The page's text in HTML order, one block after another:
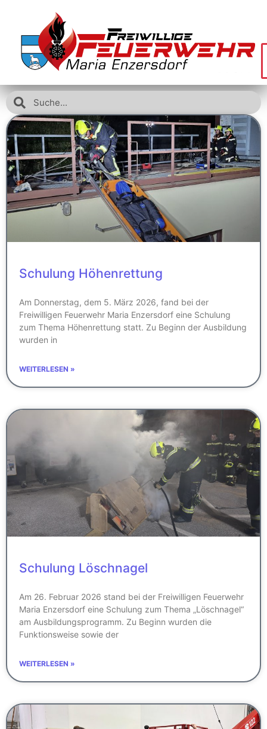
Schulung Höhenrettung
Am Donnerstag, dem 5. März 2026, fand bei der
Freiwilligen Feuerwehr Maria Enzersdorf eine Schulung
zum Thema Höhenrettung statt. Zu Beginn der Ausbildung
wurden in
WEITERLESEN »
Schulung Löschnagel
Am 26. Februar 2026 stand bei der Freiwilligen Feuerwehr
Maria Enzersdorf eine Schulung zum Thema „Löschnagel“
am Ausbildungsprogramm. Zu Beginn wurden die
Funktionsweise sowie der
WEITERLESEN »